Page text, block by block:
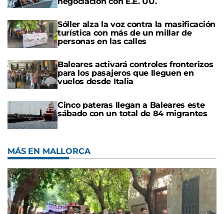
Sóller alza la voz contra la masificación
turística con más de un millar de
personas en las calles
Baleares activará controles fronterizos
para los pasajeros que lleguen en
vuelos desde Italia
Cinco pateras llegan a Baleares este
sábado con un total de 84 migrantes
MÁS EN MALLORCA